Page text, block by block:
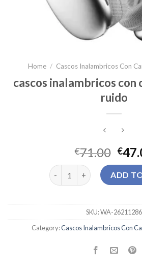
Home / Cascos Inalambricos Con
cascos inalambricos con
ruido
€71.00 €
cascos inalambricos con
ADD
SKU:WA-26211286
Category:Cascos Inalambricos Con